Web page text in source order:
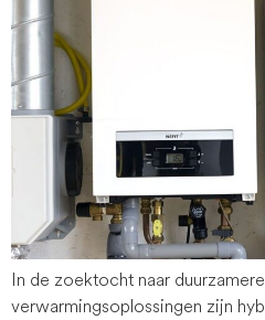
In de zoektocht naar
verwarmingsoplossingen zijn